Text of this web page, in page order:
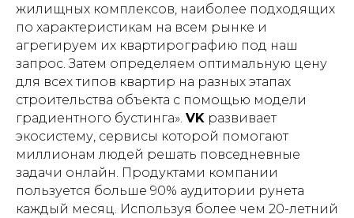
жилищных комплексов, наиболее подходящих
по характеристикам на всем рынке и
агрегируем их квартирографию под наш
запрос. Затем определяем оптимальную цену
для всех типов квартир на разных этапах
строительства объекта с помощью модели
градиентного бустинга». VK развивает
экосистему, сервисы которой помогают
миллионам людей решать повседневные
задачи онлайн. Продуктами компании
пользуется больше 90% аудитории рунета
каждый месяц. Используя более чем 20-летний